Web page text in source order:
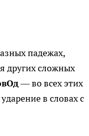
падежах,
других сложных
— во всех этих
в словах с